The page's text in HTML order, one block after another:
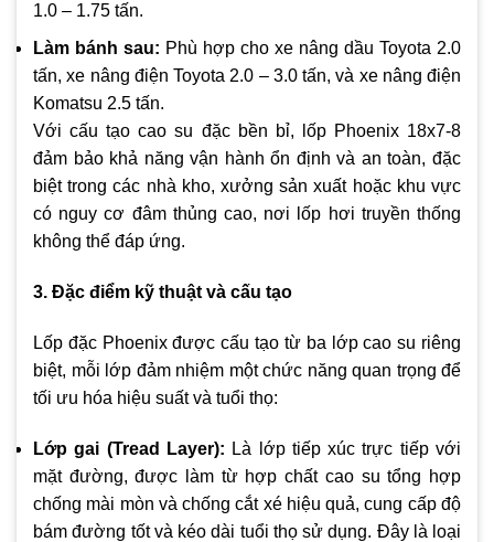
1.0 – 1.75 tấn.
Làm bánh sau: Phù hợp cho xe nâng dầu Toyota 2.0
tấn, xe nâng điện Toyota 2.0 – 3.0 tấn, và xe nâng điện
Komatsu 2.5 tấn.
Với cấu tạo cao su đặc bền bỉ, lốp Phoenix 18x7-8
đảm bảo khả năng vận hành ổn định và an toàn, đặc
biệt trong các nhà kho, xưởng sản xuất hoặc khu vực
có nguy cơ đâm thủng cao, nơi lốp hơi truyền thống
không thể đáp ứng.
3. Đặc điểm kỹ thuật và cấu tạo
Lốp đặc Phoenix được cấu tạo từ ba lớp cao su riêng
biệt, mỗi lớp đảm nhiệm một chức năng quan trọng để
tối ưu hóa hiệu suất và tuổi thọ:
Lớp gai (Tread Layer): Là lớp tiếp xúc trực tiếp với
mặt đường, được làm từ hợp chất cao su tổng hợp
chống mài mòn và chống cắt xé hiệu quả, cung cấp độ
bám đường tốt và kéo dài tuổi thọ sử dụng. Đây là loại